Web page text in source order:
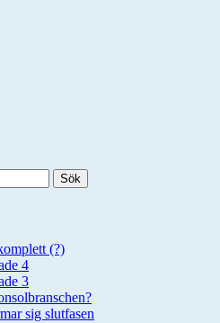
(?)
4
3
sig slutfasen